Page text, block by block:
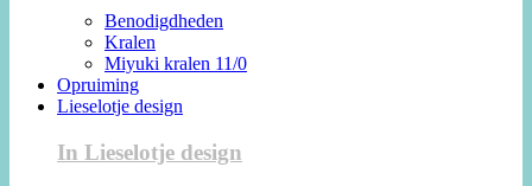
Benodigdheden
Kralen
Miyuki kralen 11/0
Opruiming
Lieselotje design
In Lieselotje design